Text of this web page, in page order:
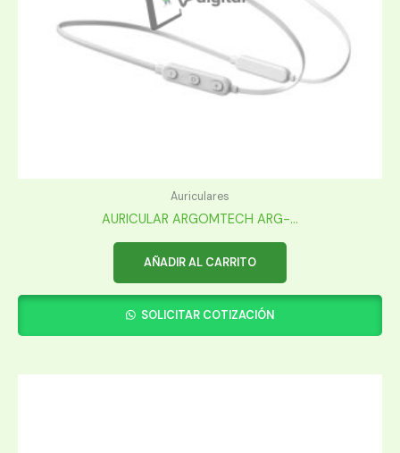
Auriculares
AURICULAR ARGOMTECH ARG-...
AÑADIR AL CARRITO
SOLICITAR COTIZACIÓN